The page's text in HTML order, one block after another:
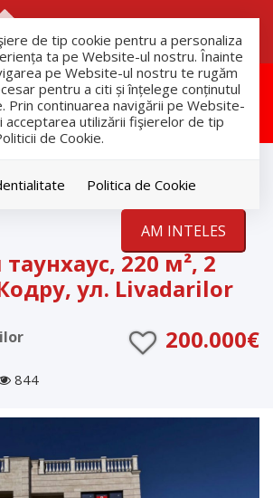
de tip cookie pentru a personaliza
ta pe Website-ul nostru. Înainte
pe Website-ul nostru te rugăm
pentru a citi și înțelege conținutul
Prin continuarea navigării pe Website-
acceptarea utilizării fişierelor de tip
de Cookie.
Politica de Cookie
AM INTELES
proprietate a fost
vandut!
220 м², 2
ул. Livadarilor
200.000€
844